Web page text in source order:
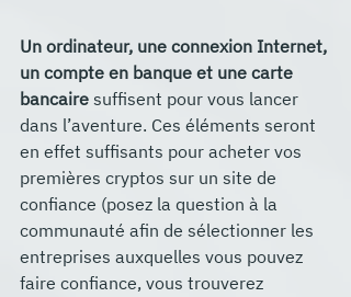
Un ordinateur, une connexion Internet,
un compte en banque et une carte
bancaire suffisent pour vous lancer
dans l’aventure. Ces éléments seront
en effet suffisants pour acheter vos
premières cryptos sur un site de
confiance (posez la question à la
communauté afin de sélectionner les
entreprises auxquelles vous pouvez
faire confiance, vous trouverez